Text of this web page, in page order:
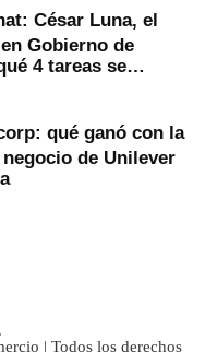
César Luna, el
Gobierno de
4 tareas se
qué ganó con la
de Unilever
| Todos los derechos